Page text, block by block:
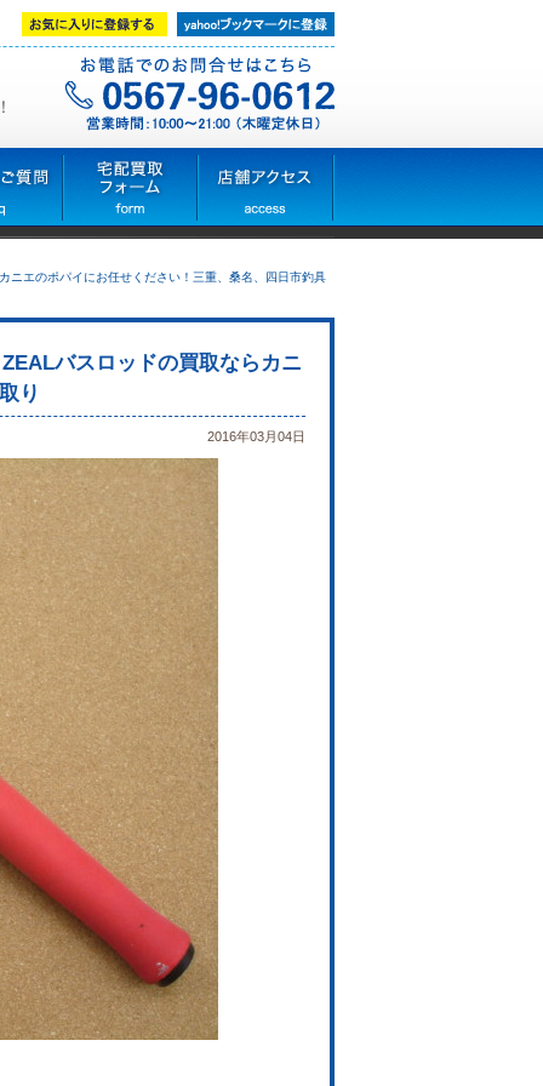
ニエのポパイにお任せください！三重、桑名、四日市釣具
バスロッドの買取ならカニ
り
2016年03月04日